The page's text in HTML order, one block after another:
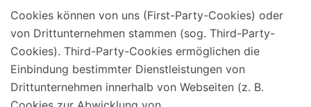
Cookies können von uns (First-Party-Cookies) oder
von Drittunternehmen stammen (sog. Third-Party-
Cookies). Third-Party-Cookies ermöglichen die
Einbindung bestimmter Dienstleistungen von
Drittunternehmen innerhalb von Webseiten (z. B.